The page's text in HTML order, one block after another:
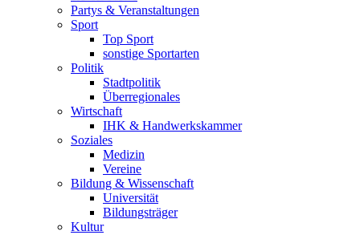
Partys & Veranstaltungen
Sport
Top Sport
sonstige Sportarten
Politik
Stadtpolitik
Überregionales
Wirtschaft
IHK & Handwerkskammer
Soziales
Medizin
Vereine
Bildung & Wissenschaft
Universität
Bildungsträger
Kultur